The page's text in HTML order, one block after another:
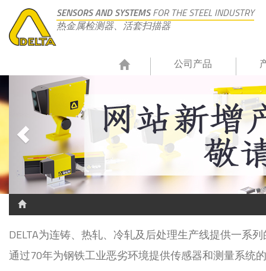
SENSORS AND SYSTEMSFOR THE STEEL INDUSTRY
热金属检测器、活套扫描器
公司产品
DELTA为连铸、热轧、冷轧及后处理生产线提供一系
通过70年为钢铁工业恶劣环境提供传感器和测量系统